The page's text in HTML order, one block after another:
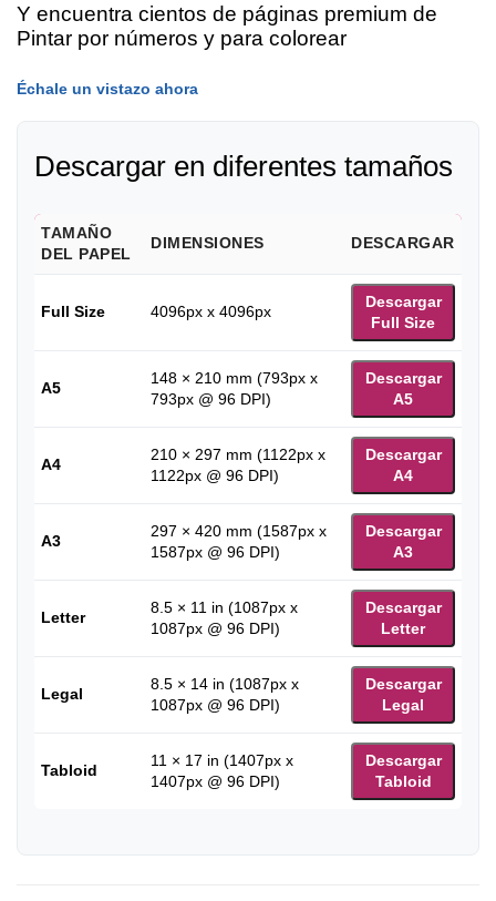
Y encuentra cientos de páginas premium de
Pintar por números y para colorear
Échale un vistazo ahora
Descargar en diferentes tamaños
TAMAÑO
DEL PAPEL
DIMENSIONES DESCARGAR
Full Size 4096px x 4096px
Descargar
Full Size
A5
148 × 210 mm (793px x
793px @ 96 DPI)
Descargar
A5
A4
210 × 297 mm (1122px x
1122px @ 96 DPI)
Descargar
A4
A3
297 × 420 mm (1587px x
1587px @ 96 DPI)
Descargar
A3
Letter
8.5 × 11 in (1087px x
1087px @ 96 DPI)
Descargar
Letter
Legal
8.5 × 14 in (1087px x
1087px @ 96 DPI)
Descargar
Legal
Tabloid
11 × 17 in (1407px x
1407px @ 96 DPI)
Descargar
Tabloid